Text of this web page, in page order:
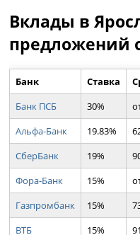
Вклады в
предложений
Банк Ставка
Банк ПСБ
30%
Альфа-Банк
19.83%
СберБанк
19%
Фора-Банк
15%
Газпромбанк
15%
ВТБ
15%